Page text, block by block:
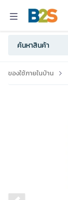
ของใช้ภายในบ้าน